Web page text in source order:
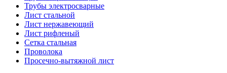
Трубы электросварные
Лист стальной
Лист нержавеющий
Лист рифленый
Сетка стальная
Проволока
Просечно-вытяжной лист